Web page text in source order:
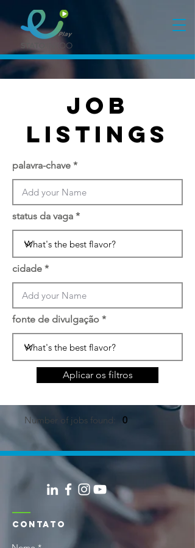
Job
Listings
palavra-chave
status da vaga
cidade
fonte de divulgação
Aplicar os filtros
Number of jobs found: 0
CONTATO